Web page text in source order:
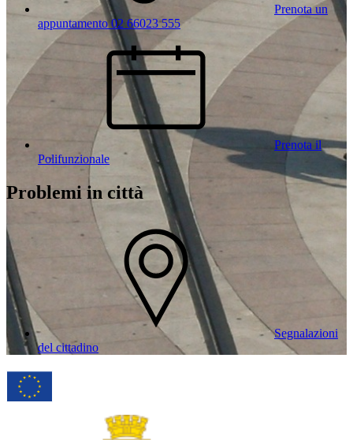
Prenota un
appuntamento 02 66023 555
Prenota il
Polifunzionale
Problemi in città
Segnalazioni
del cittadino